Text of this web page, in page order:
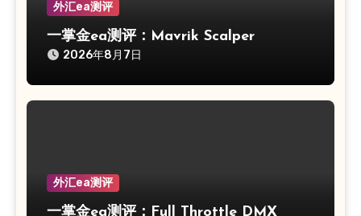
外汇ea测评
一掌金ea测评：Mavrik Scalper
2026年8月7日
外汇ea测评
一掌金ea测评：Full Throttle DMX